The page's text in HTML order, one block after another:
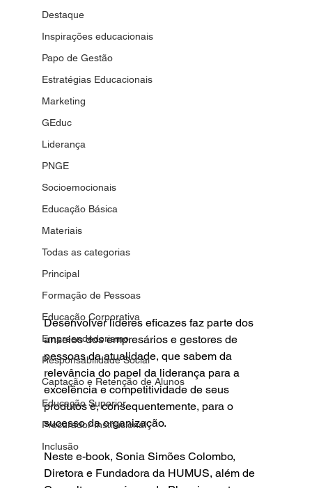
Destaque
Inspirações educacionais
Papo de Gestão
Estratégias Educacionais
Marketing
GEduc
Liderança
PNGE
Socioemocionais
Educação Básica
Materiais
Todas as categorias
Principal
Formação de Pessoas
Educação Corporativa
Empreendedorismo
Responsabilidade Social
Captação e Retenção de Alunos
Educação Superior
Procurador Institucional
Inclusão
Desenvolver líderes eficazes faz parte dos
anseios dos empresários e gestores de
pessoas da atualidade, que sabem da
relevância do papel da liderança para a
excelência e competitividade de seus
produtos e, consequentemente, para o
sucesso da organização.
Neste e-book, Sonia Simões Colombo,
Diretora e Fundadora da HUMUS, além de